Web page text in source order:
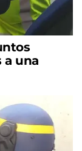
a una